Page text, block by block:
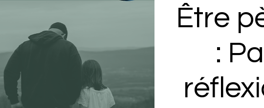
Être
: